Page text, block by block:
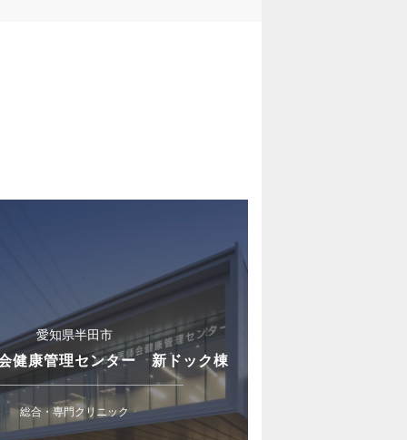
愛知県半田市
健康管理センター 新ドック棟
総合・専門クリニック